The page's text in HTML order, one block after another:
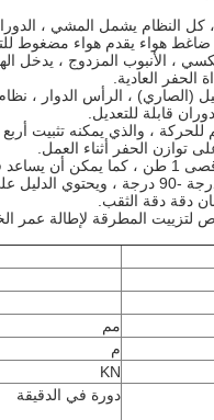
مم
م
KN
دورة في الدقيقة